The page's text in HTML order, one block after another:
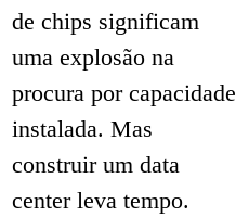
de chips significam
uma explosão na
procura por capacidade
instalada. Mas
construir um data
center leva tempo.